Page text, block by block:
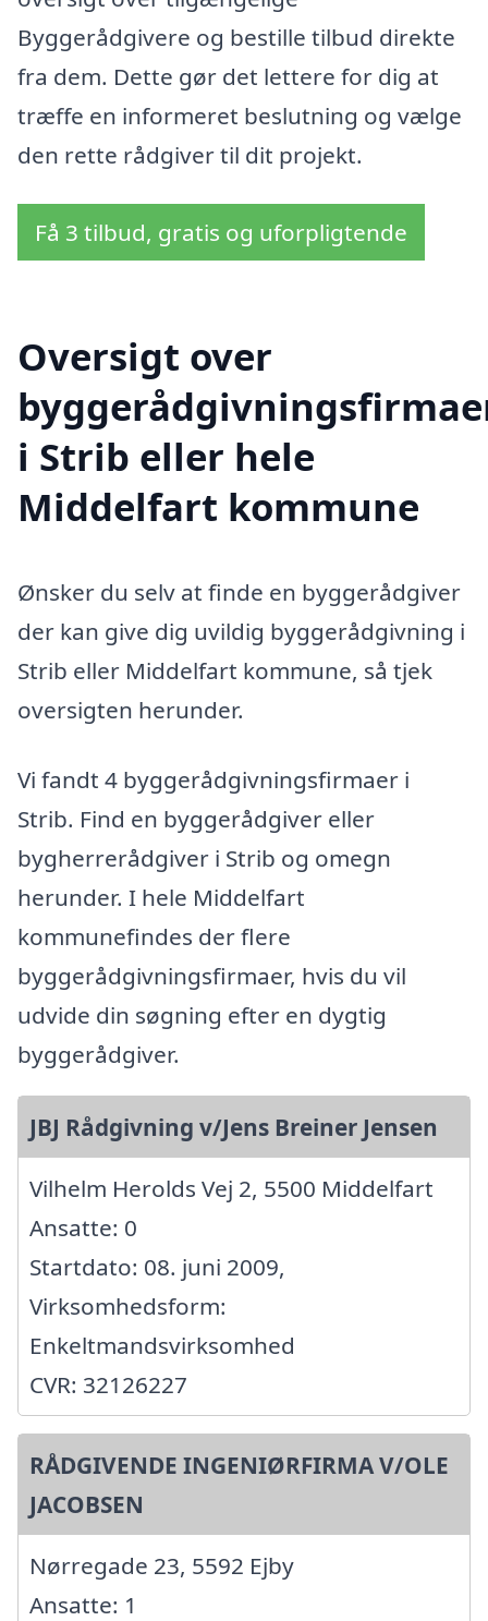
Byggerådgivere og bestille tilbud direkte
fra dem. Dette gør det lettere for dig at
træffe en informeret beslutning og vælge
den rette rådgiver til dit projekt.
Få 3 tilbud, gratis og uforpligtende
Oversigt over
i Strib eller hele
Middelfart kommune
Ønsker du selv at finde en byggerådgiver
der kan give dig uvildig byggerådgivning i
Strib eller Middelfart kommune, så tjek
oversigten herunder.
Vi fandt 4 byggerådgivningsfirmaer i
Strib. Find en byggerådgiver eller
bygherrerådgiver i Strib og omegn
herunder. I hele Middelfart
kommunefindes der flere
byggerådgivningsfirmaer, hvis du vil
udvide din søgning efter en dygtig
byggerådgiver.
JBJ Rådgivning v/Jens Breiner Jensen
Vilhelm Herolds Vej 2, 5500 Middelfart
Ansatte: 0
Startdato: 08. juni 2009,
Virksomhedsform:
Enkeltmandsvirksomhed
CVR: 32126227
RÅDGIVENDE INGENIØRFIRMA V/OLE
JACOBSEN
Nørregade 23, 5592 Ejby
Ansatte: 1